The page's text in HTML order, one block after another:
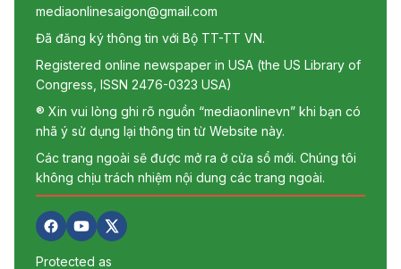
mediaonlinesaigon@gmail.com
Đã đăng ký thông tin với Bộ TT-TT VN.
Registered online newspaper in USA (the US Library of
Congress, ISSN 2476-0323 USA)
® Xin vui lòng ghi rõ nguồn “mediaonlinevn” khi bạn có
nhã ý sử dụng lại thông tin từ Website này.
Các trang ngoài sẽ được mở ra ở cửa sổ mới. Chúng tôi
không chịu trách nhiệm nội dung các trang ngoài.
Protected as